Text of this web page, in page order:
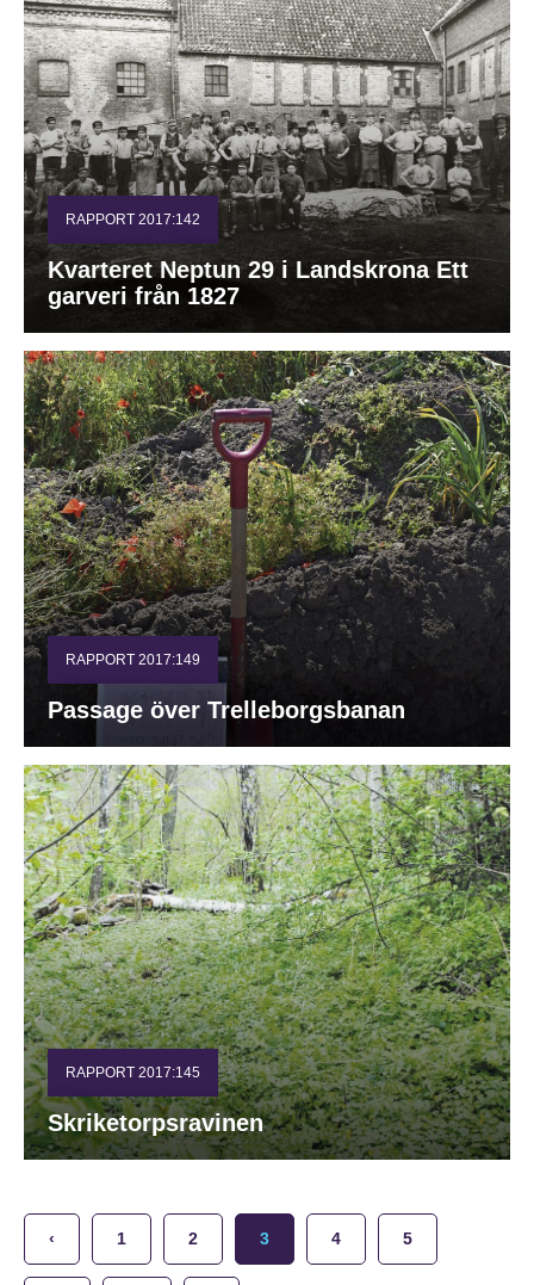
RAPPORT 2017:142
Kvarteret Neptun 29 i Landskrona Ett
garveri från 1827
RAPPORT 2017:149
Passage över Trelleborgsbanan
RAPPORT 2017:145
Skriketorpsravinen
‹ 1 2 3 4 5